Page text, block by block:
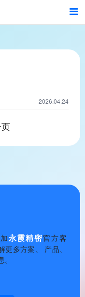
2026.04.24
永霞精密官方客
更多方案、 产品、